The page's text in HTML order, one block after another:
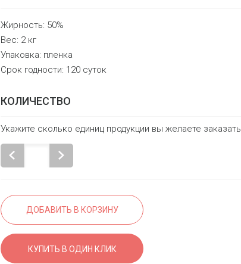
Жирность: 50%
Вес: 2 кг
Упаковка: пленка
Срок годности: 120 суток
КОЛИЧЕСТВО
Укажите сколько единиц продукции вы желаете заказать
ДОБАВИТЬ В КОРЗИНУ
КУПИТЬ В ОДИН КЛИК